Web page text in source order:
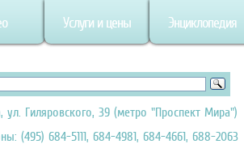
Услуги и цены Энциклопедия
ул. Гиляровского, 39 (метро "Проспект Мира")
(495) 684-5111, 684-4981, 684-4661, 688-2063